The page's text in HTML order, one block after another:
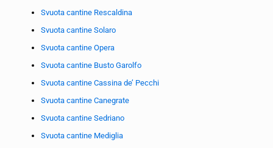
Svuota cantine Rescaldina
Svuota cantine Solaro
Svuota cantine Opera
Svuota cantine Busto Garolfo
Svuota cantine Cassina de’ Pecchi
Svuota cantine Canegrate
Svuota cantine Sedriano
Svuota cantine Mediglia